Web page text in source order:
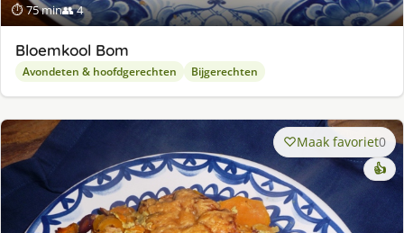
⏱ 75 min👥 4
Bloemkool Bom
Avondeten & hoofdgerechten Bijgerechten
Maak favoriet0
👍